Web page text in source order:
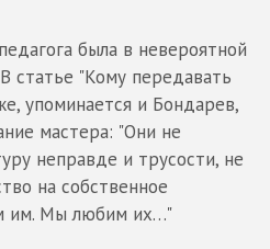
была в невероятной
статье "Кому передавать
упоминается и Бондарев,
мастера: "Они не
неправде и трусости, не
на собственное
им. Мы любим их…"